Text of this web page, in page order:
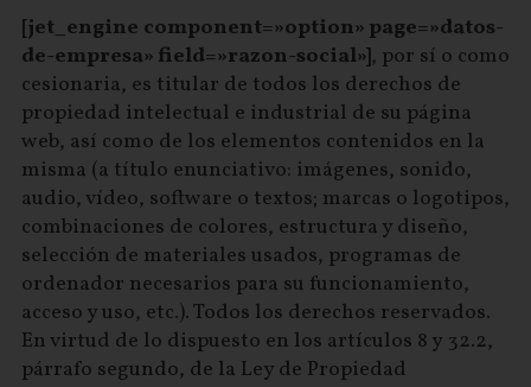
[jet_engine component=»option» page=»datos-
de-empresa» field=»razon-social»], por sí o como
cesionaria, es titular de todos los derechos de
propiedad intelectual e industrial de su página
web, así como de los elementos contenidos en la
misma (a título enunciativo: imágenes, sonido,
audio, vídeo, software o textos; marcas o logotipos,
combinaciones de colores, estructura y diseño,
selección de materiales usados, programas de
ordenador necesarios para su funcionamiento,
acceso y uso, etc.). Todos los derechos reservados.
En virtud de lo dispuesto en los artículos 8 y 32.2,
párrafo segundo, de la Ley de Propiedad